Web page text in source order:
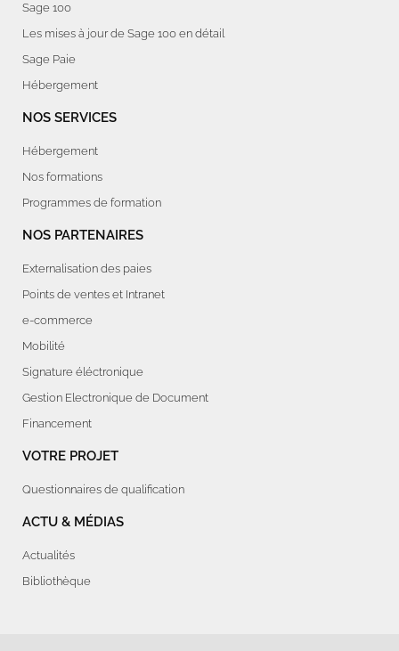
Sage 100
Les mises à jour de Sage 100 en détail
Sage Paie
Hébergement
NOS SERVICES
Hébergement
Nos formations
Programmes de formation
NOS PARTENAIRES
Externalisation des paies
Points de ventes et Intranet
e-commerce
Mobilité
Signature éléctronique
Gestion Electronique de Document
Financement
VOTRE PROJET
Questionnaires de qualification
ACTU & MÉDIAS
Actualités
Bibliothèque